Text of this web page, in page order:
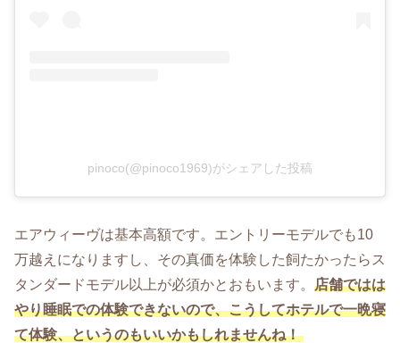
pinoco(@pinoco1969)がシェアした投稿
エアウィーヴは基本高額です。エントリーモデルでも10
万越えになりますし、その真価を体験した飼たかったらス
タンダードモデル以上が必須かとおもいます。 店舗ではは
やり睡眠での体験できないので、こうしてホテルで一晩寝
て体験、というのもいいかもしれませんね！